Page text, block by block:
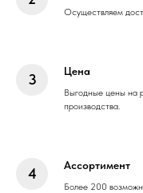
Осуществляем
Цена
Выгодные цены на
производства.
Ассортимент
Более 200